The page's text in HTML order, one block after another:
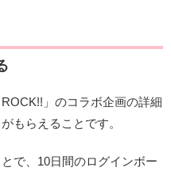
」のコラボ企画の詳細
もらえることです。
で、10日間のログインボー